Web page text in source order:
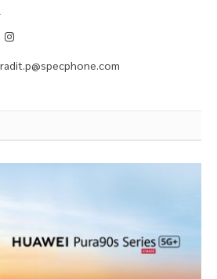
Instagram